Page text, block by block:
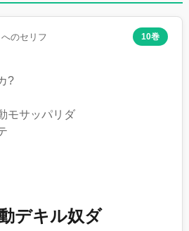
のセリフ 10巻
?
モサッパリダ
デキル奴ダ